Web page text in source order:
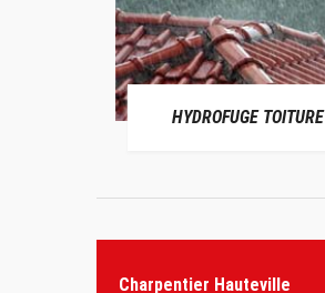
HYDROFUGE
Charpentier Hauteville